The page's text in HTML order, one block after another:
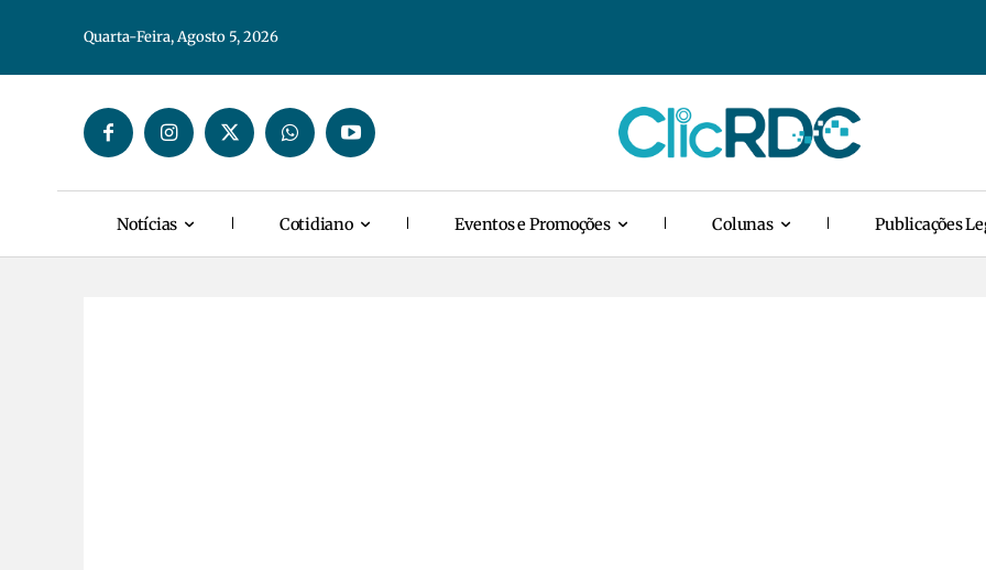
Quarta-Feira, Agosto 5, 2026
Notícias Cotidiano Eventos e Promoções Colunas Publicações